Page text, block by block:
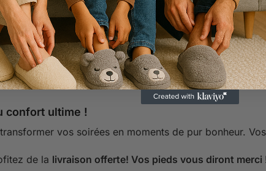
42–43
44–45
avec chaussettes épaisses ? Prenez la taille au-
confort ultime !
vos soirées en moments de pur bonheur.
de la livraison offerte! Vos pieds vous diront merci